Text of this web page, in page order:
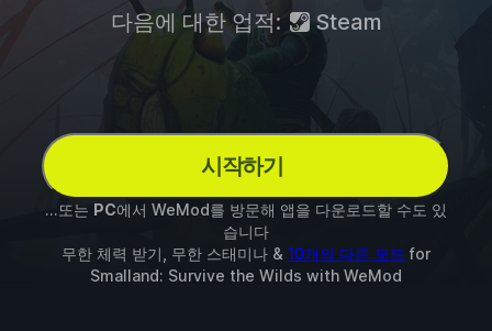
다음에 대한 업적: Steam
시작하기
...또는 PC에서 WeMod를 방문해 앱을 다운로드할 수도 있
습니다
무한 체력 받기, 무한 스태미나 & 10개의 다른 모드 for
Smalland: Survive the Wilds with WeMod